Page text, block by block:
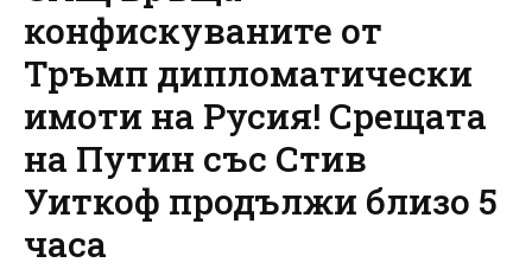
конфискуваните от
Тръмп дипломатически
имоти на Русия! Срещата
на Путин със Стив
Уиткоф продължи близо 5
часа